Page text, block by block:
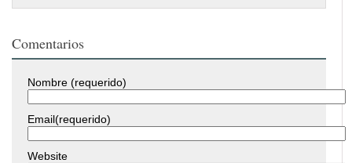
Comentarios
Nombre (requerido)
Email(requerido)
Website